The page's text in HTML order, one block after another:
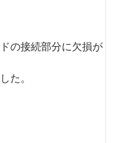
の接続部分に欠損が
た。